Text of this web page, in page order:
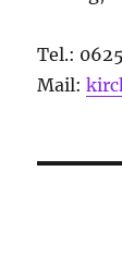
Tel.:
Mail: